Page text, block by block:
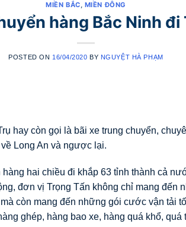
MIỀN BẮC, MIỀN ĐÔNG
hàng Bắc Ninh đi
POSTED ON 16/04/2020 BY NGUYỆT HÀ PHẠM
hay còn gọi là bãi xe trung chuyển,
Long An và ngược lại.
hai chiều đi khắp 63 tỉnh thành cả
đơn vị Trọng Tấn không chỉ mang đến
còn mang đến những gói cước vận tải
ghép, hàng bao xe, hàng quá khổ,